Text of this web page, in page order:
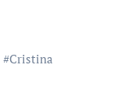
#Cristina